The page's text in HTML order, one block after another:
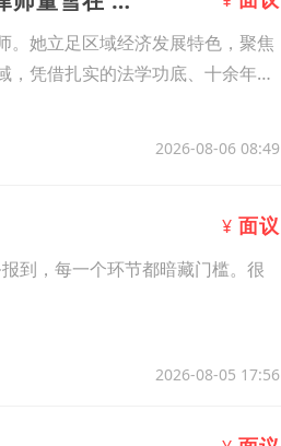
。她立足区域经济发展特色，聚焦
凭借扎实的法学功底、十余年一
2026-08-06 08:49
¥ 面议
到，每一个环节都暗藏门槛。很
2026-08-05 17:56